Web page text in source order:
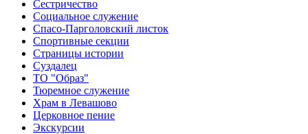
Сестричество
Социальное служение
Спасо-Парголовский листок
Спортивные секции
Страницы истории
Суздалец
ТО "Образ"
Тюремное служение
Храм в Левашово
Церковное пение
Экскурсии